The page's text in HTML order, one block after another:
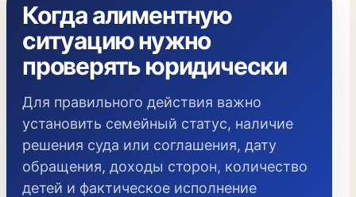
Когда алиментную
ситуацию нужно
проверять юридически
Для правильного действия важно
установить семейный статус, наличие
решения суда или соглашения, дату
обращения, доходы сторон, количество
детей и фактическое исполнение